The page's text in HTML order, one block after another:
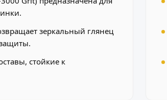
зеркальный глянец
стойкие к